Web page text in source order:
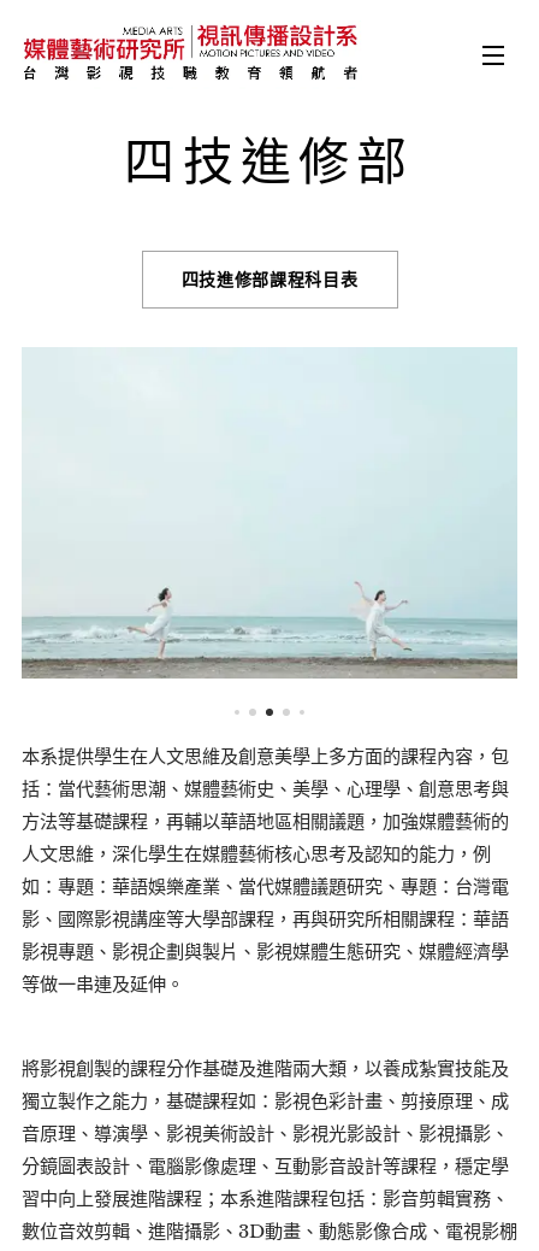
四技進修部
四技進修部課程科目表
本系提供學生在人文思維及創意美學上多方面的課程內容，包
括：當代藝術思潮、媒體藝術史、美學、心理學、創意思考與
方法等基礎課程，再輔以華語地區相關議題，加強媒體藝術的
人文思維，深化學生在媒體藝術核心思考及認知的能力，例
如：專題：華語娛樂產業、當代媒體議題研究、專題：台灣電
影、國際影視講座等大學部課程，再與研究所相關課程：華語
影視專題、影視企劃與製片、影視媒體生態研究、媒體經濟學
等做一串連及延伸。
將影視創製的課程分作基礎及進階兩大類，以養成紮實技能及
獨立製作之能力，基礎課程如：影視色彩計畫、剪接原理、成
音原理、導演學、影視美術設計、影視光影設計、影視攝影、
分鏡圖表設計、電腦影像處理、互動影音設計等課程，穩定學
習中向上發展進階課程；本系進階課程包括：影音剪輯實務、
數位音效剪輯、進階攝影、3D動畫、動態影像合成、電視影棚